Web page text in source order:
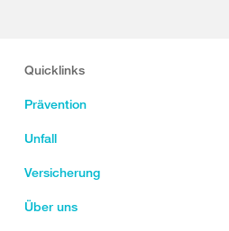
Quicklinks
Prävention
Unfall
Versicherung
Über uns